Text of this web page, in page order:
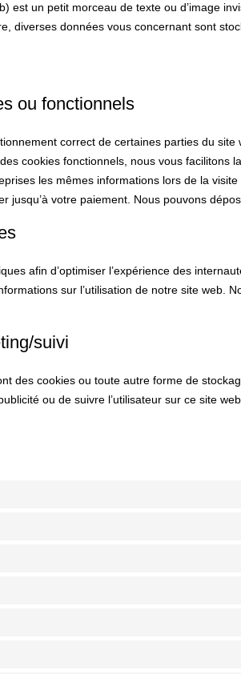
est un petit morceau de texte ou d’image
diverses données vous concernant sont
ou fonctionnels
correct de certaines parties du
cookies fonctionnels, nous vous facilitons
les mêmes informations lors de la
jusqu’à votre paiement. Nous pouvons
afin d’optimiser l’expérience des
sur l’utilisation de notre site web.
suivi
des cookies ou toute autre forme de
ou de suivre l’utilisateur sur ce site